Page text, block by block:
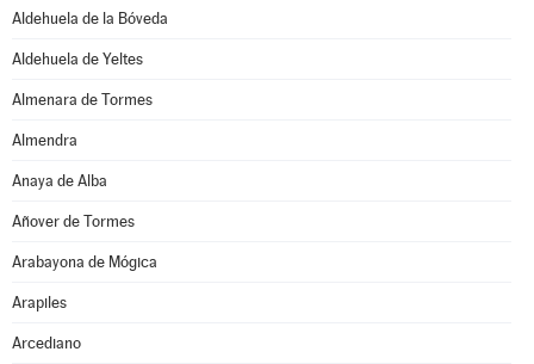
Aldehuela de la Bóveda
Aldehuela de Yeltes
Almenara de Tormes
Almendra
Anaya de Alba
Añover de Tormes
Arabayona de Mógica
Arapiles
Arcediano